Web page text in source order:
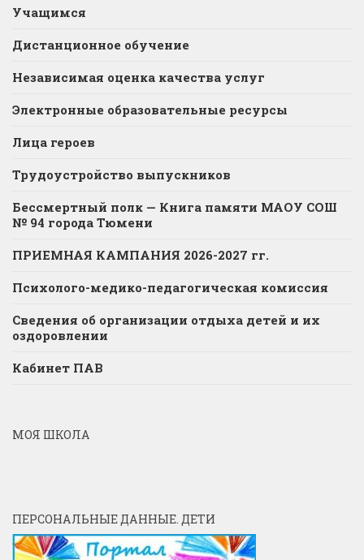
Учащимся
Дистанционное обучение
Независимая оценка качества услуг
Электронные образовательные ресурсы
Лица героев
Трудоустройство выпускников
Бессмертный полк — Книга памяти МАОУ СОШ
№ 94 города Тюмени
ПРИЕМНАЯ КАМПАНИЯ 2026-2027 гг.
Психолого-медико-педагогическая комиссия
Сведения об организации отдыха детей и их
оздоровлении
Кабинет ПАВ
МОЯ ШКОЛА
ПЕРСОНАЛЬНЫЕ ДАННЫЕ. ДЕТИ